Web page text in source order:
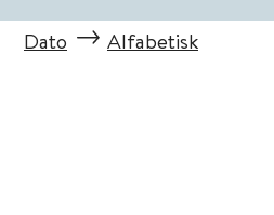
Dato Alfabetisk